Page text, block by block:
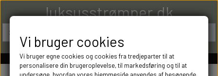
luksusstrømper.dk
Vi bruger cookies
Vi bruger egne cookies og cookies fra tredjeparter til at
personalisere din brugeroplevelse, til markedsføring og til at